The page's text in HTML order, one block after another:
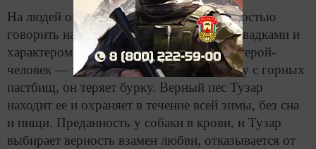
На людей они похожи не только способностью
говорить на человеческом языке, но и повадками и
характером. В спектакле присутствует и герой-
человек — это Пастух. Спускаясь на зиму с горных
пастбищ, он теряет бурку. Верный пес Тузар
находит ее и охраняет в течение всей зимы, без сна
и пищи. Преданность у собаки в крови, и Тузар
выбирает верность взамен любви, отказывается от